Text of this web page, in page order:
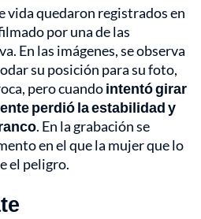
vida quedaron registrados en
por una de las
En las imágenes, se observa
su posición para su foto,
pero cuandointentó girar
perdió la estabilidad y
. En la grabación se
en el que la mujer que lo
el peligro.